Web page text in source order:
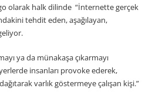
olarak halk dilinde “İnternette gerçek
tehdit eden, aşağılayan,
ya da münakaşa çıkarmayı
insanları provoke ederek,
varlık göstermeye çalışan kişi.”